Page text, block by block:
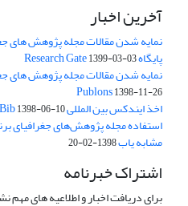
آخرین اخبار
نمایه شدن مقالات مجله پژوهش های
پایگاه Research Gate1399-03-03
نمایه شدن مقالات مجله پژوهش های
Publons1398-11-26
اخذ ایندکس بین المللی ResearchBib1398-06-10
استفاده مجله پژوهش‌های جغرافیای
مشابه یاب1398-02-20
اشتراک خبرنامه
برای دریافت اخبار و اطلاعیه های